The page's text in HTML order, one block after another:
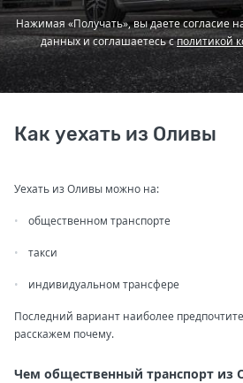
Нажимая «Получать», вы даете согласие
данных и соглашаетесь сполитикой
Как уехать из Оливы
Уехать из Оливы можно на:
общественном транспорте
такси
индивидуальном трансфере
Последний вариант наиболее
расскажем почему.
Чем общественный транспорт из